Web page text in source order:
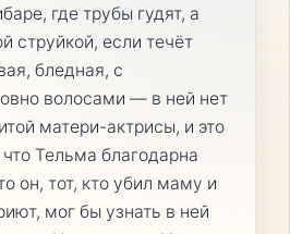
где трубы гудят, а
струйкой, если течёт
бледная, с
волосами — в ней нет
матери-актрисы, и это
Тельма благодарна
он, тот, кто убил маму и
мог бы узнать в ней